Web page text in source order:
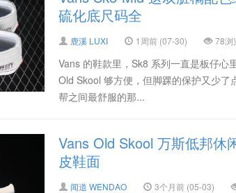
硫化底尺码全
鹿溪 LUXI 1周前 (07-30) 78浏
Vans 的鞋款里，Sk8 系列一直是板仔心
Old Skool 够方便，但脚踝的保护又少
帮之间最舒服的那...
Vans Old Skool 万斯低邦休
皮鞋面
闻道 WENDAO 3个月前 (05-03)